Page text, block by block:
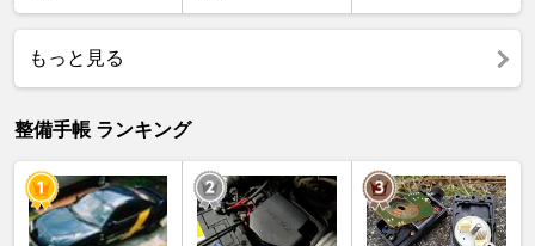
もっと見る
整備手帳 ランキング